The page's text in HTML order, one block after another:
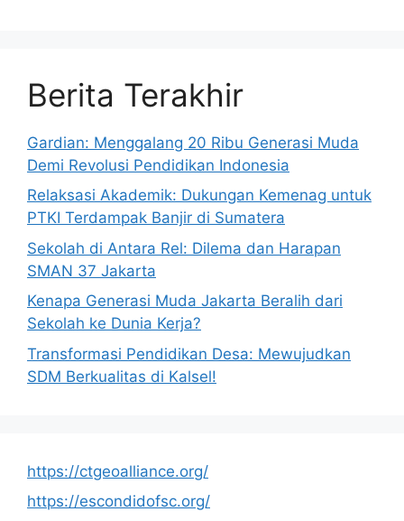
Berita Terakhir
Gardian: Menggalang 20 Ribu Generasi Muda
Demi Revolusi Pendidikan Indonesia
Relaksasi Akademik: Dukungan Kemenag untuk
PTKI Terdampak Banjir di Sumatera
Sekolah di Antara Rel: Dilema dan Harapan
SMAN 37 Jakarta
Kenapa Generasi Muda Jakarta Beralih dari
Sekolah ke Dunia Kerja?
Transformasi Pendidikan Desa: Mewujudkan
SDM Berkualitas di Kalsel!
https://ctgeoalliance.org/
https://escondidofsc.org/